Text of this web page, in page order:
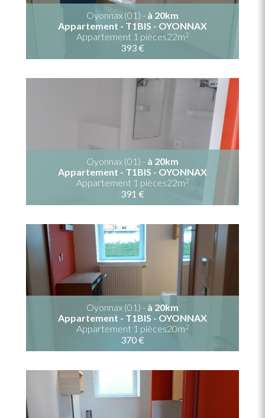
Oyonnax (01) - à 20km
Appartement - T1BIS - OYONNAX
Appartement 1 pièces22m2
393 €
Oyonnax (01) - à 20km
Appartement - T1BIS - OYONNAX
Appartement 1 pièces22m2
391 €
Oyonnax (01) - à 20km
Appartement - T1BIS - OYONNAX
Appartement 1 pièces20m2
370 €